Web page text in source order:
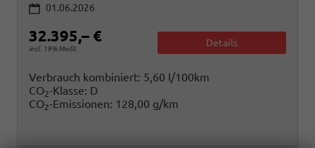
01.06.2026
32.395,– €
incl. 19% MwSt.
Details
Verbrauch kombiniert: 5,60 l/100km
CO2-Klasse: D
CO2-Emissionen: 128,00 g/km